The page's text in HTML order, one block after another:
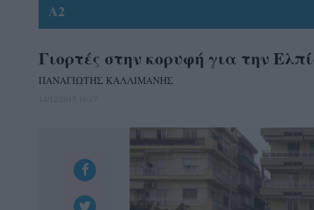
A2
Γιορτές στην κορυφή για την
ΠΑΝΑΓΙΩΤΗΣ ΚΑΛΛΙΜΑΝΗΣ